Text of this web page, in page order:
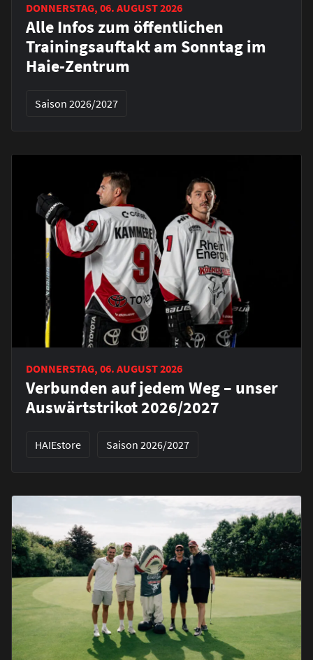
DONNERSTAG, 06. AUGUST 2026
Alle Infos zum öffentlichen
Trainingsauftakt am Sonntag im
Haie-Zentrum
Saison 2026/2027
DONNERSTAG, 06. AUGUST 2026
Verbunden auf jedem Weg – unser
Auswärtstrikot 2026/2027
HAIEstore Saison 2026/2027